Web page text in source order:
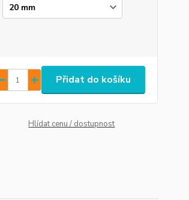
Přidat do košíku
Hlídat cenu / dostupnost